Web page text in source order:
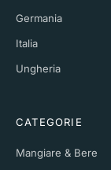
Germania
Italia
Ungheria
CATEGORIE
Mangiare & Bere